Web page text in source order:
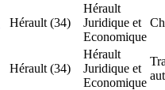
Hérault (34)
Hérault
Juridique et
Economique
Hérault (34)
Hérault
Juridique et
Economique